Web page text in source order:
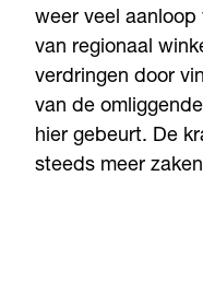
weer veel
van regionaal
verdringen door
van de
hier gebeurt. De
steeds meer